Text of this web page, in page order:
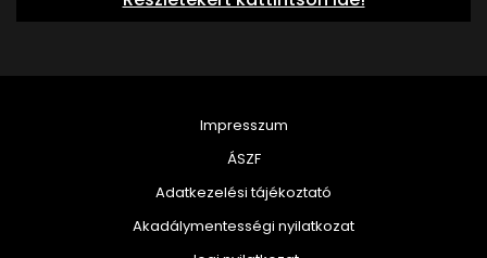
Impresszum
ÁSZF
Adatkezelési tájékoztató
Akadálymentességi nyilatkozat